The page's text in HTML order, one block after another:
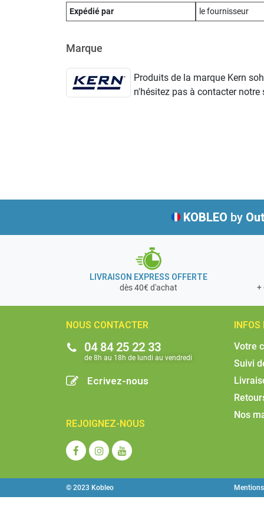
Expédié par le fournisseur
Marque
Produits de la marque Kern
n'hésitez pas à contacter notre
KOBLEO by
LIVRAISON EXPRESS OFFERTE
dès 40€ d'achat
+
NOUS CONTACTER
04 84 25 22 33
de 8h au 18h de lundi au vendredi​
Ecrivez-nous
REJOIGNEZ-NOUS
INFOS
Votre
Suivi
Nos
© 2023 Kobleo